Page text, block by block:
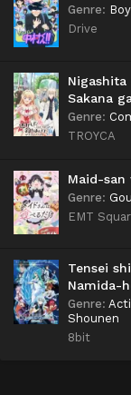
Genre:
Drive
Nigashita
Sakana
Genre:
TROYCA
Maid-san
Genre:
EMT
Tensei
Namida-
Genre:
Shounen
8bit